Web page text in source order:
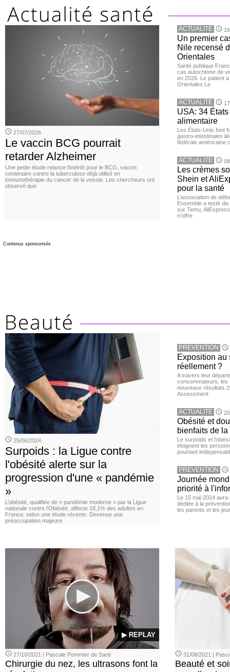
27/07/2026
Le vaccin BCG pourrait
retarder Alzheimer
Une petite étude relance l’intérêt pour le BCG, vaccin
centenaire contre la tuberculose déjà utilisé en
immunothérapie du cancer de la vessie. Les chercheurs ont
observé que
ACTUALITE
Un premier
Nile recensé
Orientales
Santé publique
cas autochtone de
en 2026. Le patient
Orientales.Le
ACTUALITE
USA: 34
alimentaire
Les États-Unis font
gastro-intestinales
fédérale américaine
ACTUALITE
Les crèmes
Shein et
pour la santé
L’association de
Ensemble a testé
sur Temu,
n’offre
Contenus sponsorisés
25/06/2024
Surpoids : la Ligue contre
l'obésité alerte sur la
progression d'une « pandémie
»
L’obésité, qualifiée de « pandémie moderne » par la Ligue
nationale contre l’Obésité, affecte 18,1% des adultes en
France, selon une étude récente. Devenue une
préoccupation majeure
PREVENTION
Exposition au
réellement ?
A travers leur
consommateurs, les
nouveaux résultats
Assessment
ACTUALITE
Obésité et
bienfaits de
Le surpoids et
éloignent les
pourtant
PREVENTION
Journée
priorité à
Le 15 mai 2024 aura
dédiée à la
les parents et les
▶ REPLAY
27/10/2021 | Pascale Pommier de Santi
Chirurgie du nez, les ultrasons font la
31/08/2021 |
Beauté et